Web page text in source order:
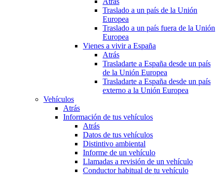
Traslado a un país de la Unión
Europea
Traslado a un país fuera de la Unión
Europea
Vienes a vivir a España
Atrás
Trasladarte a España desde un país
de la Unión Europea
Trasladarte a España desde un país
externo a la Unión Europea
Vehículos
Atrás
Información de tus vehículos
Atrás
Datos de tus vehículos
Distintivo ambiental
Informe de un vehículo
Llamadas a revisión de un vehículo
Conductor habitual de tu vehículo